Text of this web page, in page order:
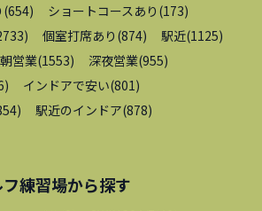
(654) ショートコースあり (173)
) 個室打席あり (874) 駅近(1125)
営業(1553) 深夜営業(955)
) インドアで安い(801 )
) 駅近のインドア(878)
練習場から探す